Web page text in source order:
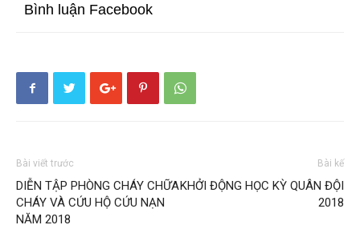
Bình luận Facebook
Bài viết trước
DIỄN TẬP PHÒNG CHÁY CHỮA
CHÁY VÀ CỨU HỘ CỨU NẠN
NĂM 2018
Bài kế
KHỞI ĐỘNG HỌC KỲ QUÂN ĐỘI
2018